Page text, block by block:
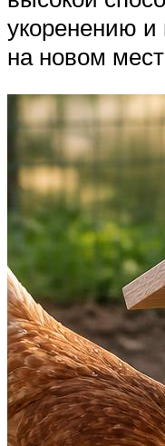
укоренению и
на новом